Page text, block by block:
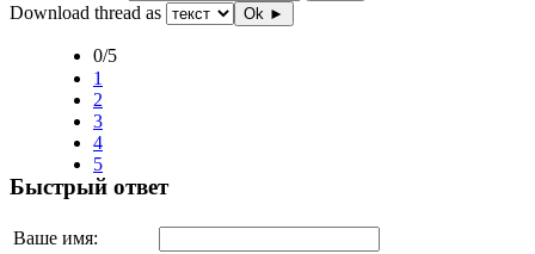
Download thread as Ok ►
0/5
1
2
3
4
5
Быстрый ответ
Ваше имя: